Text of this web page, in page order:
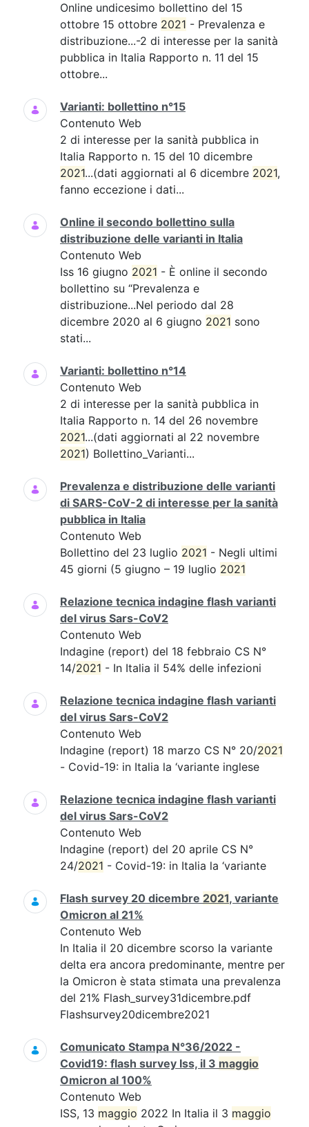
Online undicesimo bollettino del 15
ottobre 15 ottobre 2021 - Prevalenza e
distribuzione...-2 di interesse per la sanità
pubblica in Italia Rapporto n. 11 del 15
ottobre...
Varianti: bollettino n°15
Contenuto Web
2 di interesse per la sanità pubblica in
Italia Rapporto n. 15 del 10 dicembre
2021...(dati aggiornati al 6 dicembre 2021,
fanno eccezione i dati...
Online il secondo bollettino sulla
distribuzione delle varianti in Italia
Contenuto Web
Iss 16 giugno 2021 - È online il secondo
bollettino su “Prevalenza e
distribuzione...Nel periodo dal 28
dicembre 2020 al 6 giugno 2021 sono
stati...
Varianti: bollettino n°14
Contenuto Web
2 di interesse per la sanità pubblica in
Italia Rapporto n. 14 del 26 novembre
2021...(dati aggiornati al 22 novembre
2021) Bollettino_Varianti...
Prevalenza e distribuzione delle varianti
di SARS-CoV-2 di interesse per la sanità
pubblica in Italia
Contenuto Web
Bollettino del 23 luglio 2021 - Negli ultimi
45 giorni (5 giugno – 19 luglio 2021
Relazione tecnica indagine flash varianti
del virus Sars-CoV2
Contenuto Web
Indagine (report) del 18 febbraio CS N°
14/2021 - In Italia il 54% delle infezioni
Relazione tecnica indagine flash varianti
del virus Sars-CoV2
Contenuto Web
Indagine (report) 18 marzo CS N° 20/2021
- Covid-19: in Italia la ‘variante inglese
Relazione tecnica indagine flash varianti
del virus Sars-CoV2
Contenuto Web
Indagine (report) del 20 aprile CS N°
24/2021 - Covid-19: in Italia la ‘variante
Flash survey 20 dicembre 2021, variante
Omicron al 21%
Contenuto Web
In Italia il 20 dicembre scorso la variante
delta era ancora predominante, mentre per
la Omicron è stata stimata una prevalenza
del 21% Flash_survey31dicembre.pdf
Flashsurvey20dicembre2021
Comunicato Stampa N°36/2022 -
Covid19: flash survey Iss, il 3 maggio
Omicron al 100%
Contenuto Web
ISS, 13 maggio 2022 In Italia il 3 maggio